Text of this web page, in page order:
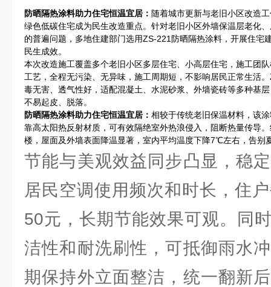
防晒隔热涂料助力住宅恒温宜居 ： 随着城市更新与老旧小区改造
绿色低碳住宅成为民生改造重点。针对老旧小区外墙保温层老化
的普遍问题，多地住建部门选用ZS-221防晒隔热涂料，开展住宅
民生成效。
本次改造施工覆盖多个老旧小区多层住宅、小高层住宅，施工团
工艺，全程无污染、无异味，施工周期短，不影响居民正常生活
毒无害、透气性好，适配混凝土、水泥砂浆、外墙瓷砖等多种基
不易起皮、脱落。
防晒隔热涂料助力住宅恒温宜居 ： 相较于传统老旧保温材料，该
靠高太阳热反射材质，可有效隔绝室外热浪侵入，阻断热量传导
楼，屋面及外墙表面降温显著，室内平均温度下降7℃左右，告别
节能与美观效益同步凸显，稳
居民空调使用频次和时长，住
50元，长期节能效果可观。同
洁性和耐洗刷性，可抵御雨水
期保持外立面整洁，统一翻新